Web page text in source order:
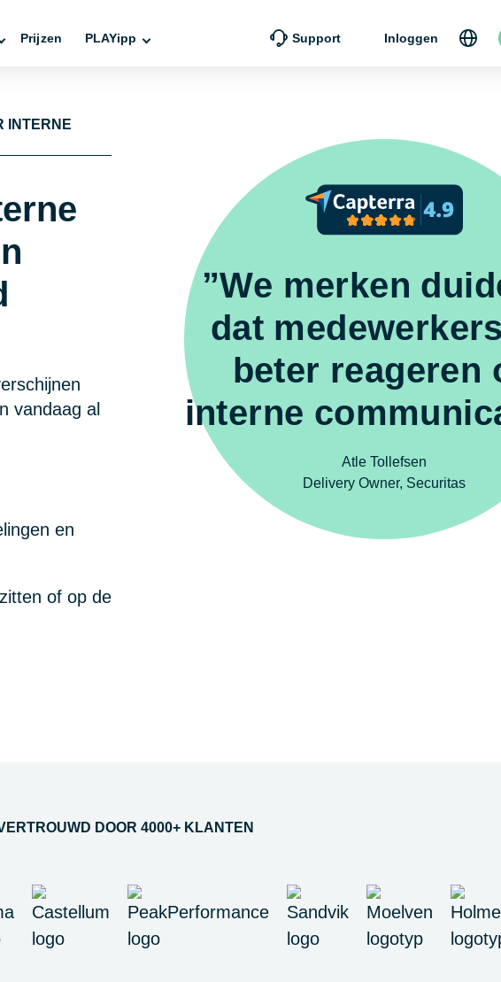
Prijzen PLAYipp Support Inloggen
INTERNE
vandaag al
en
of op de
”We merken
dat
beter reageren
interne
Atle Tollefsen
Delivery Owner, Securitas
DOOR 4000+ KLANTEN